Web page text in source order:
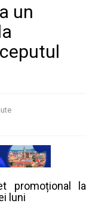
un
promoțional la
luni